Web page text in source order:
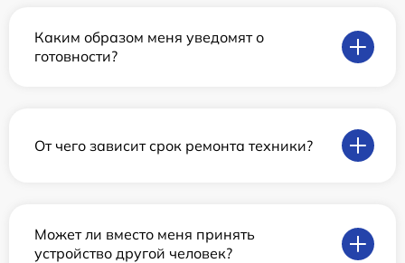
Каким образом меня уведомят о
готовности?
От чего зависит срок ремонта техники?
Может ли вместо меня принять
устройство другой человек?